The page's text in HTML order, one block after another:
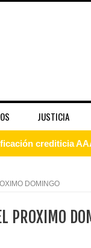
JUSTICIA
Vencedores” y
lanzan
DOMINGO
PROXIMO